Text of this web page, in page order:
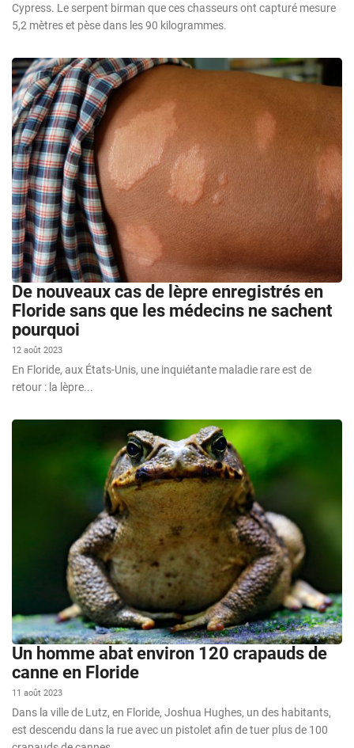
Cypress. Le serpent birman que ces chasseurs ont capturé mesure
5,2 mètres et pèse dans les 90 kilogrammes.
De nouveaux cas de lèpre enregistrés en
Floride sans que les médecins ne sachent
pourquoi
12 août 2023
En Floride, aux États-Unis, une inquiétante maladie rare est de
retour : la lèpre...
Un homme abat environ 120 crapauds de
canne en Floride
11 août 2023
Dans la ville de Lutz, en Floride, Joshua Hughes, un des habitants,
est descendu dans la rue avec un pistolet afin de tuer plus de 100